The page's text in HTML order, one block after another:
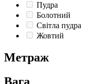
Пудра
Болотний
Світла пудра
Жовтий
Метраж